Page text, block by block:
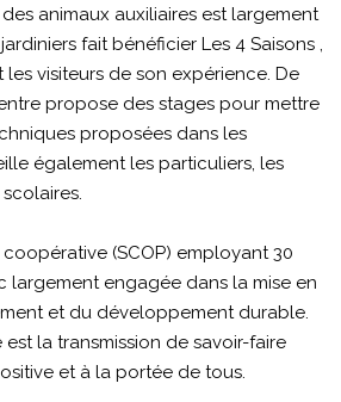
animaux auxiliaires est largement
fait bénéficier Les 4 Saisons ,
les visiteurs de son expérience. De
propose des stages pour mettre
proposées dans les
également les particuliers, les
(SCOP) employant 30
largement engagée dans la mise en
et du développement durable.
la transmission de savoir-faire
et à la portée de tous.